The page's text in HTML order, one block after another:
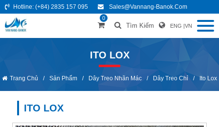
Hotline: (+84) 2835 157 095 Sales@vannang-Banok.com
0
Tìm Kiếm ENG |VN
ITO LOX
Trang Chủ / Sản Phẩm / Dây Treo Nhãn Mác / Dây Treo Chỉ / Ito Lox
ITO LOX